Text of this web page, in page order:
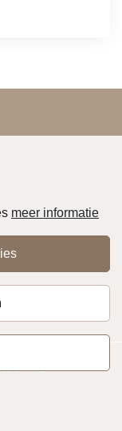
meer informatie